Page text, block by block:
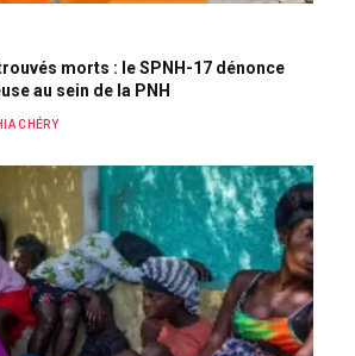
morts : le SPNH-17 dénonce
au sein de la PNH
CHÉRY